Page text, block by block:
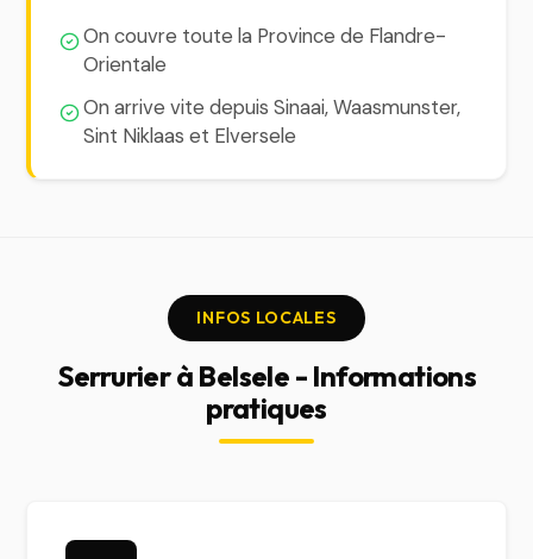
On couvre toute la Province de Flandre-
Orientale
On arrive vite depuis Sinaai, Waasmunster,
Sint Niklaas et Elversele
INFOS LOCALES
Serrurier à Belsele - Informations
pratiques